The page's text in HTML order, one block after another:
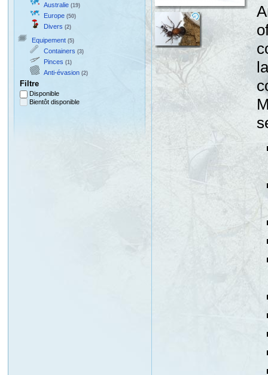
Australie (19)
Europe (50)
Divers (2)
Equipement (5)
Containers (3)
Pinces (1)
Anti-évasion (2)
Filtre
Disponible
Bientôt disponible